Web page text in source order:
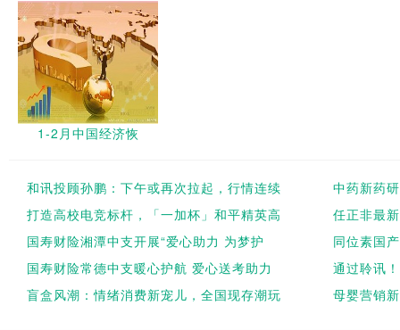
1-2月中国经济恢
和讯投顾孙鹏：下午或再次拉起，行情连续
中药新药
打造高校电竞标杆，「一加杯」和平精英高
任正非最
国寿财险湘潭中支开展“爱心助力 为梦护
同位素国
国寿财险常德中支暖心护航 爱心送考助力
通过聆讯
盲盒风潮：情绪消费新宠儿，全国现存潮玩
母婴营销